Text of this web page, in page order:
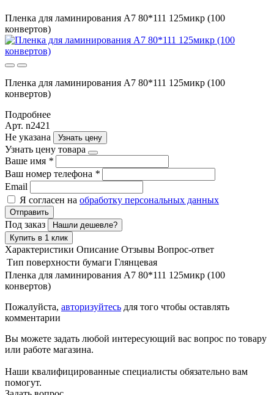
Пленка для ламинирования A7 80*111 125микр (100
конвертов)
Пленка для ламинирования A7 80*111 125микр (100
конвертов)
Подробнее
Арт. n2421
Не указана
Узнать цену
Узнать цену товара
Ваше имя *
Ваш номер телефона *
Email
Я согласен на обработку персональных данных
Отправить
Под заказ
Нашли дешевле?
Купить в 1 клик
Характеристики Описание Отзывы Вопрос-ответ
Тип поверхности бумаги Глянцевая
Пленка для ламинирования A7 80*111 125микр (100
конвертов)
Пожалуйста, авторизуйтесь для того чтобы оставлять
комментарии
Вы можете задать любой интересующий вас вопрос по товару
или работе магазина.
Наши квалифицированные специалисты обязательно вам
помогут.